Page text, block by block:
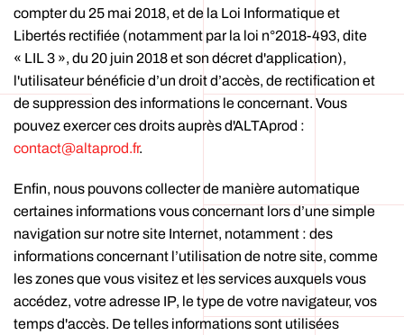
compter du 25 mai 2018, et de la Loi Informatique et
Libertés rectifiée (notamment par la loi n°2018-493, dite
« LIL 3 », du 20 juin 2018 et son décret d'application),
l'utilisateur bénéficie d’un droit d’accès, de rectification et
de suppression des informations le concernant. Vous
pouvez exercer ces droits auprès d'ALTAprod :
contact@altaprod.fr.
Enfin, nous pouvons collecter de manière automatique
certaines informations vous concernant lors d’une simple
navigation sur notre site Internet, notamment : des
informations concernant l’utilisation de notre site, comme
les zones que vous visitez et les services auxquels vous
accédez, votre adresse IP, le type de votre navigateur, vos
temps d'accès. De telles informations sont utilisées